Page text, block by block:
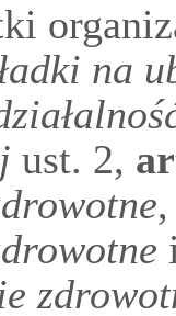
na
ust. 2,
,